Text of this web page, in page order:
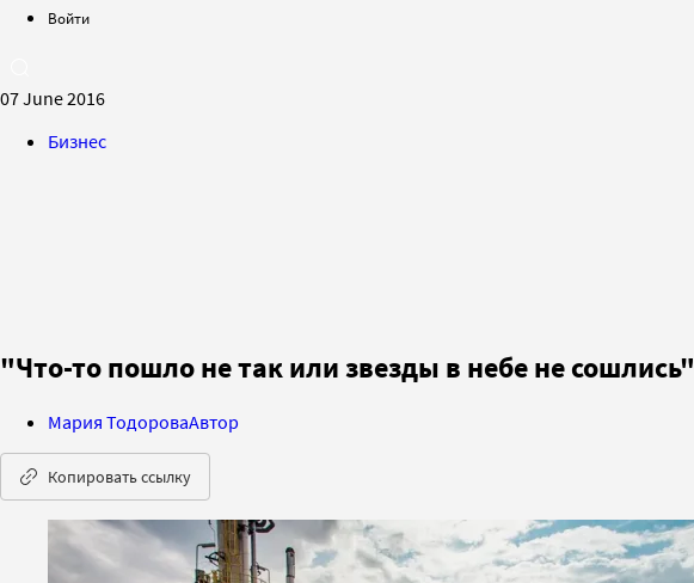
Войти
07 June 2016
Бизнес
"Что-то пошло не так или звезды в небе не сошлись"
Мария ТодороваАвтор
Копировать ссылку